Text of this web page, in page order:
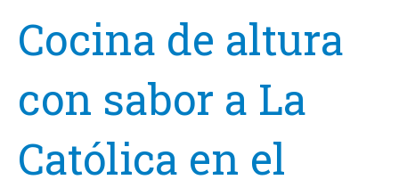
Cocina de altura
con sabor a La
Católica en el